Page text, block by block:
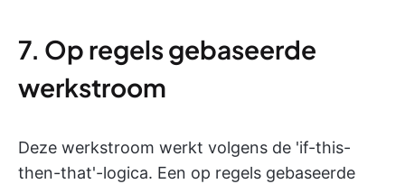
7. Op regels gebaseerde
werkstroom
Deze werkstroom werkt volgens de 'if-this-
then-that'-logica. Een op regels gebaseerde